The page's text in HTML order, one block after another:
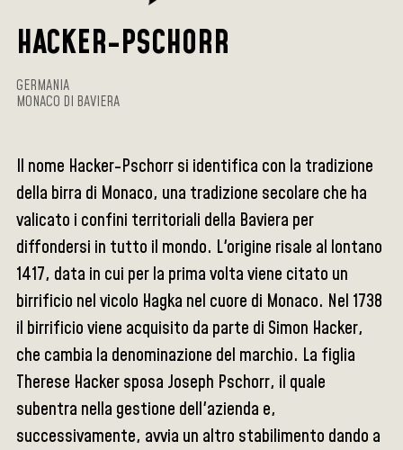
HACKER-PSCHORR
GERMANIA
MONACO DI BAVIERA
Il nome Hacker-Pschorr si identifica con la tradizione
della birra di Monaco, una tradizione secolare che ha
valicato i confini territoriali della Baviera per
diffondersi in tutto il mondo. L'origine risale al lontano
1417, data in cui per la prima volta viene citato un
birrificio nel vicolo Hagka nel cuore di Monaco. Nel 1738
il birrificio viene acquisito da parte di Simon Hacker,
che cambia la denominazione del marchio. La figlia
Therese Hacker sposa Joseph Pschorr, il quale
subentra nella gestione dell'azienda e,
successivamente, avvia un altro stabilimento dando a